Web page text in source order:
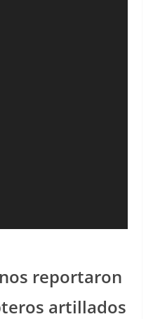
reportaron
artillados